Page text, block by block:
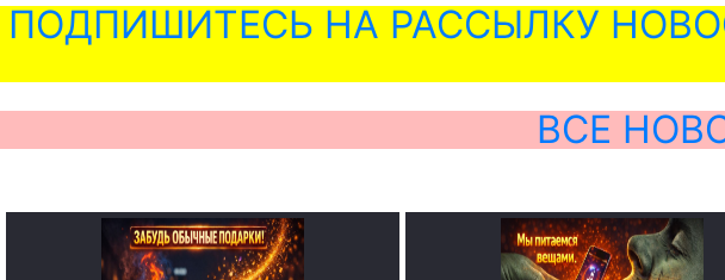
ПОДПИШИТЕСЬ НА РАССЫЛКУ
ВСЕ